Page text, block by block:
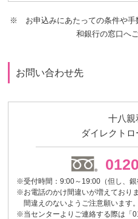
※ お申込みにあたっての条件や手
和銀行の窓口へ
お問い合わせ先
十八親
ダイレクト
※受付時間：9:00～19:00（但し、銀
※お電話のかけ間違いが増えており
間違えのないようご注意願います。
※当センターよりご連絡する際は「